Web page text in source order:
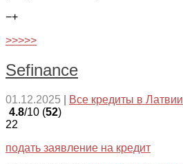
−+
>>>>>
Sefinance
01.12.2025 Все кредиты в Латвии
4.8/10 (52)
22
подать заявление на кредит